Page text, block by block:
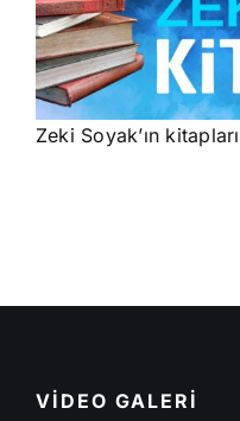
Zeki Soyak’ın
VİDEO GALERİ